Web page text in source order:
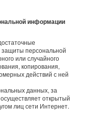
информации
персональной
или случайного
копирования,
действий с ней
данных, за
открытый
лиц сети Интернет.